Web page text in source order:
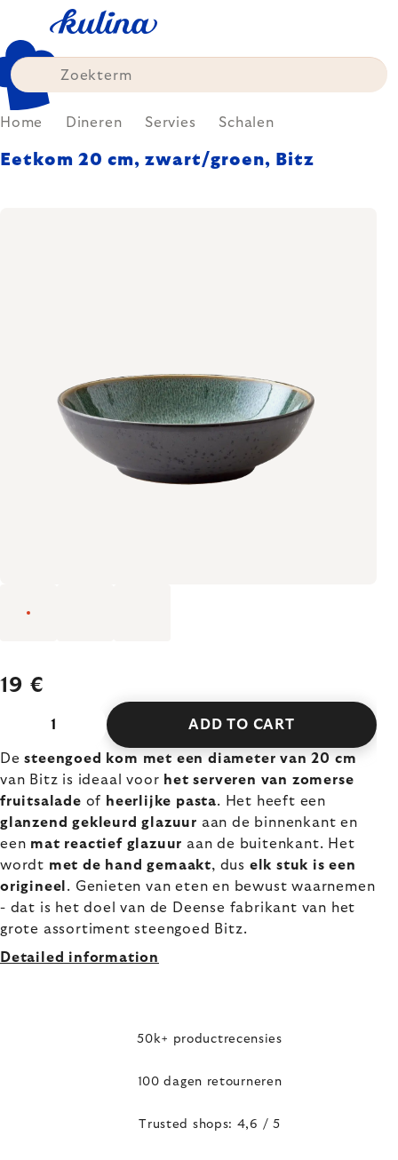
content
Home Dineren Servies Schalen
Eetkom 20 cm, zwart/groen, Bitz
19 €
ADD TO CART
Desteengoed kom met een diameter van 20 cm
van Bitz is ideaal voor het serveren van zomerse
fruitsalade of heerlijke pasta. Het heeft een
glanzend gekleurd glazuur aan de binnenkant en
een mat reactief glazuur aan de buitenkant. Het
wordt met de hand gemaakt, dus elk stuk is een
origineel . Genieten van eten en bewust waarnemen
- dat is het doel van de Deense fabrikant van het
grote assortiment steengoed Bitz.
Detailed information
50k+ productrecensies
100 dagen retourneren
Trusted shops: 4,6 / 5